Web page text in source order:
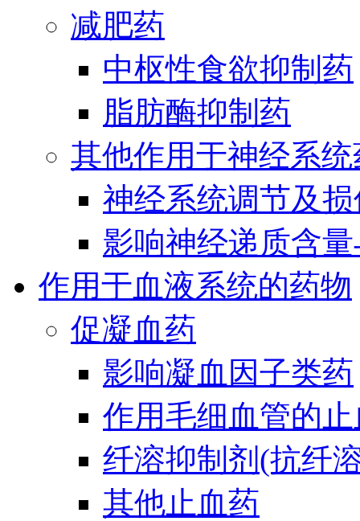
减肥药
中枢性食欲抑制药
脂肪酶抑制药
其他作用于神经系统
神经系统调节及
影响神经递质含
作用于血液系统的药物
促凝血药
影响凝血因子类药
作用毛细血管的
纤溶抑制剂(抗纤
其他止血药